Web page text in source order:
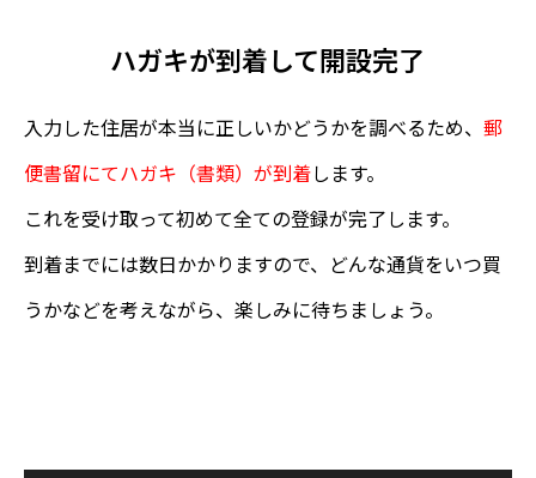
ハガキが到着して開設完了
入力した住居が本当に正しいかどうかを調べるため、 郵
便書留にてハガキ（書類）が到着します。
これを受け取って初めて全ての登録が完了します。
到着までには数日かかりますので、どんな通貨をいつ買
うかなどを考えながら、楽しみに待ちましょう。